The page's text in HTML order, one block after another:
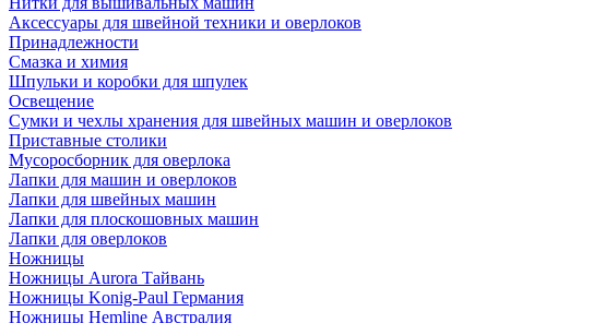
Аксессуары для швейной техники и оверлоков
Принадлежности
Смазка и химия
Шпульки и коробки для шпулек
Освещение
Сумки и чехлы хранения для швейных машин и оверлоков
Приставные столики
Мусоросборник для оверлока
Лапки для машин и оверлоков
Лапки для швейных машин
Лапки для плоскошовных машин
Лапки для оверлоков
Ножницы
Ножницы Aurora Тайвань
Ножницы Konig-Paul Германия
Ножницы Hemline Австралия